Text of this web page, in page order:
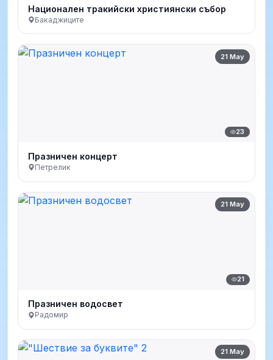
Национален тракийски християнски събор
Бакаджиците
21 May
23
Празничен концерт
Петрелик
21 May
21
Празничен водосвет
Радомир
21 May